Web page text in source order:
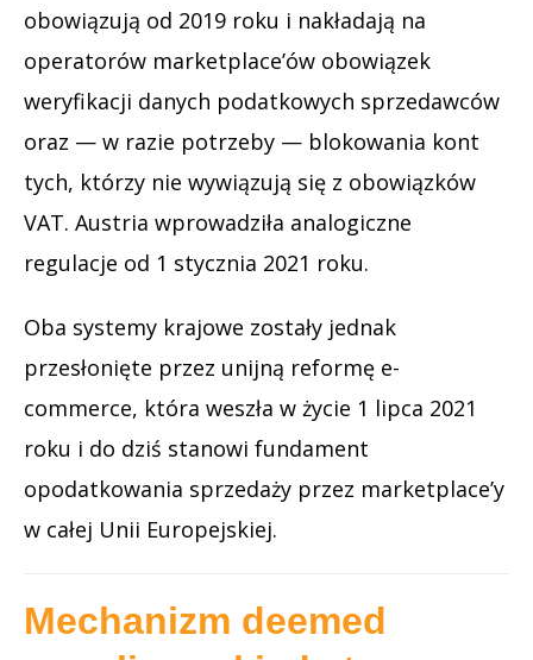
obowiązują od 2019 roku i nakładają na
operatorów marketplace’ów obowiązek
weryfikacji danych podatkowych sprzedawców
oraz — w razie potrzeby — blokowania kont
tych, którzy nie wywiązują się z obowiązków
VAT. Austria wprowadziła analogiczne
regulacje od 1 stycznia 2021 roku.
Oba systemy krajowe zostały jednak
przesłonięte przez unijną reformę e-
commerce, która weszła w życie 1 lipca 2021
roku i do dziś stanowi fundament
opodatkowania sprzedaży przez marketplace’y
w całej Unii Europejskiej.
Mechanizm deemed